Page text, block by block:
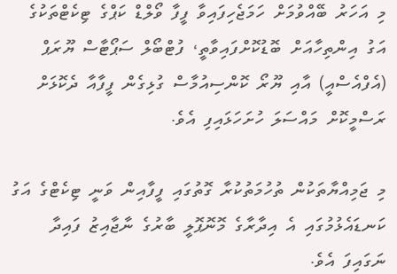
މި އަހަރު ބޭއްވުމަށް ހަމަޖެހިފައިވާ ފީފާ ވޯލްޑް ކަޕްގެ ޓިކެޓްތަކުގެ
އަގު އިންތިހާއަށް ބޮޑުކޮށްފައިވާތީ، ފުޓްބޯލް ސަޕޯޓާސް ޔޫރަޕް
(އެފްއެސްއީ) އާއި ޔޫރޯ ކޮންސިއުމާސް ގުޅިގެން ފީފާއާ ދެކޮޅަށް
ރަސްމީކޮށް މައްސަލަ ހުށަހަޅައިފި އެވެ.
މި ޖަމިއްޔާތަކުން ތުހުމަތުކުރާ ގޮތުގައި ފީފާއިން ވަނީ ޓިކެޓްގެ އަގު
ކަނޑައެޅުމުގައި އެ އިދާރާގެ މޮނޮޕޮލީ ބާރުގެ ނާޖާއިޒު ފައިދާ
ނަގައިފަ އެވެ.